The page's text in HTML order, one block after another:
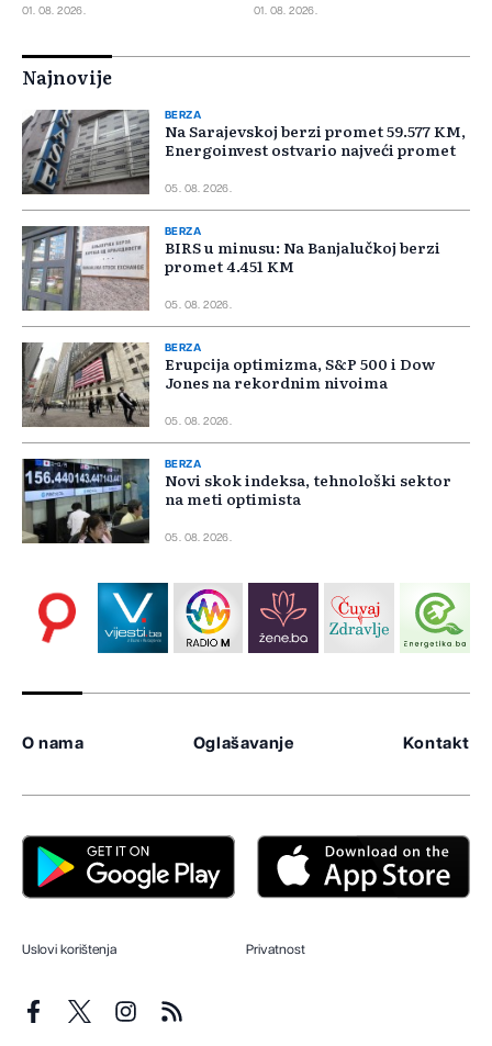
01. 08. 2026. 01. 08. 2026.
Najnovije
BERZA
Na Sarajevskoj berzi promet 59.577 KM,
Energoinvest ostvario najveći promet
05. 08. 2026.
BERZA
BIRS u minusu: Na Banjalučkoj berzi
promet 4.451 KM
05. 08. 2026.
BERZA
Erupcija optimizma, S&P 500 i Dow
Jones na rekordnim nivoima
05. 08. 2026.
BERZA
Novi skok indeksa, tehnološki sektor
na meti optimista
05. 08. 2026.
O nama Oglašavanje Kontakt
Uslovi korištenja Privatnost